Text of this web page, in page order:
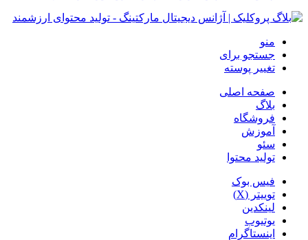
منو
جستجو برای
تغییر پوسته
صفحه اصلی
بلاگ
فروشگاه
آموزش
سئو
تولید محتوا
فیس بوک
توییتر (X)
لینکدین
یوتیوب
اینستاگرام